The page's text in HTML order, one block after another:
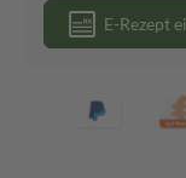
E-Rezept